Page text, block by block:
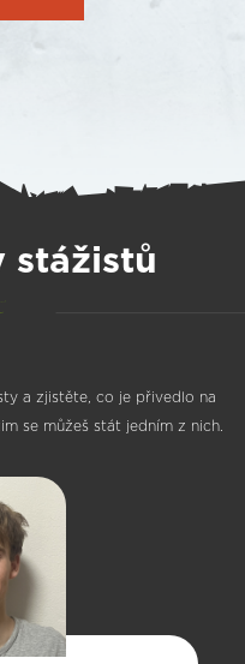
stážistů
a zjistěte, co je přivedlo na
se můžeš stát jedním z nich.